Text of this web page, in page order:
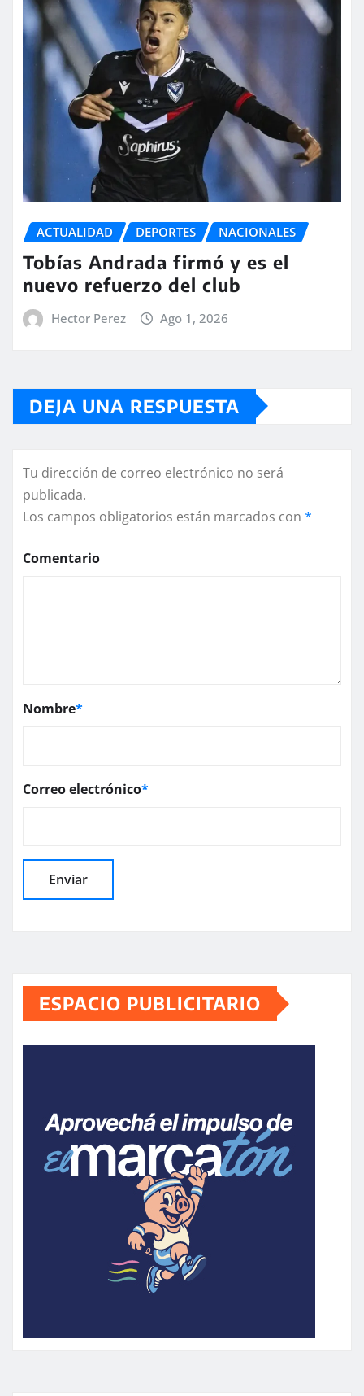
ACTUALIDAD DEPORTES NACIONALES
Tobías Andrada firmó y es el
nuevo refuerzo del club
Hector Perez Ago 1, 2026
DEJA UNA RESPUESTA
Tu dirección de correo electrónico no será
publicada.
Los campos obligatorios están marcados con *
Comentario
Nombre*
Correo electrónico*
ESPACIO PUBLICITARIO